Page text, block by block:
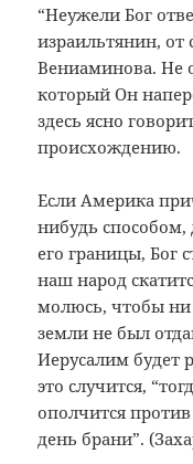
“Неужели Бог
израильтянин, от
Вениаминова. Не
который Он
здесь ясно
происхождению.
Если Америка
нибудь способом,
его границы, Бог
наш народ
молюсь, чтобы
земли не был
Иерусалим будет
это случится,
ополчится
день брани”.